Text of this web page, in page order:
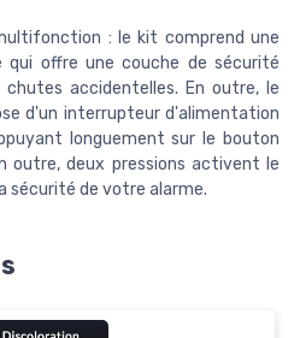
: le kit comprend une
qui offre une couche de sécurité
accidentelles. En outre, le
d'un interrupteur d'alimentation
longuement sur le bouton
outre, deux pressions activent le
sécurité de votre alarme.